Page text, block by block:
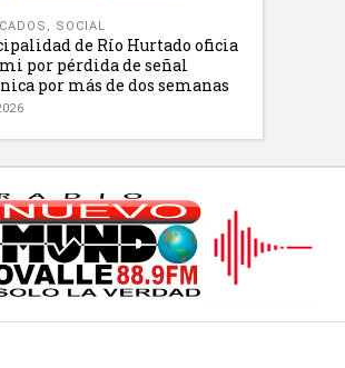
, SOCIAL
de Río Hurtado oficia
por pérdida de señal
por más de dos semanas